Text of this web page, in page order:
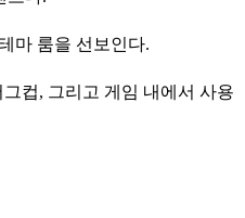
마 룸을 선보인다.
컵, 그리고 게임 내에서 사용